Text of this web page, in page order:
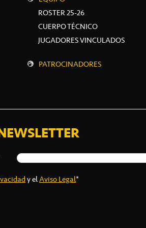
ROSTER 25-26
CUERPO TÉCNICO
JUGADORES VINCULADOS
PATROCINADORES
y elAviso Legal*